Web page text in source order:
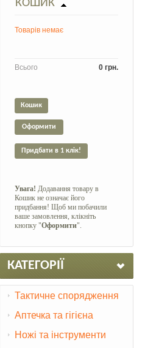
КОШИК
Товарів немає
Всього 0 грн.
Кошик
Оформити
Придбати в 1 клік!
Увага! Додавання товару в
Кошик не означає його
придбання! Щоб ми побачили
ваше замовлення, клікніть
кнопку "Оформити".
КАТЕГОРІЇ
Тактичне спорядження
Аптечка та гігієна
Ножі та інструменти